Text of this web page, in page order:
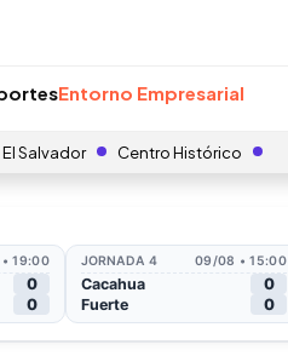
Entorno Empresarial
Salvador Centro Histórico